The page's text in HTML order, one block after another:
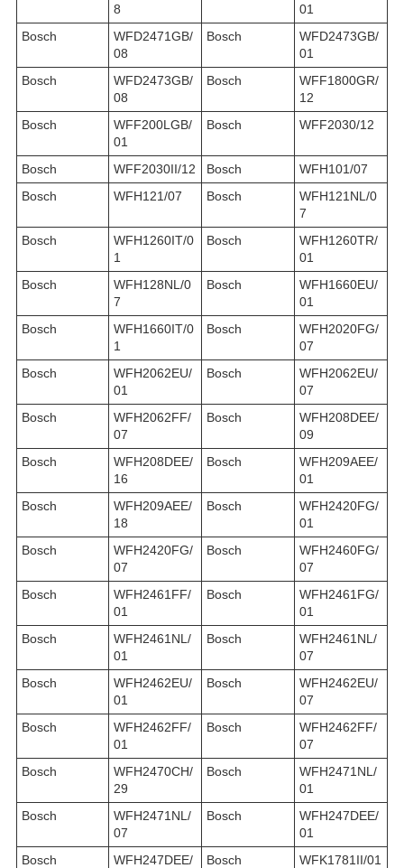
8
01
Bosch
WFD2471GB/
08
Bosch
WFD2473GB/
01
Bosch
WFD2473GB/
08
Bosch
WFF1800GR/
12
Bosch
WFF200LGB/
01
Bosch WFF2030/12
Bosch WFF2030II/12 Bosch
WFH101/07
Bosch
WFH121/07 Bosch
WFH121NL/0
7
Bosch
WFH1260IT/0
1
Bosch
WFH1260TR/
01
Bosch
WFH128NL/0
7
Bosch
WFH1660EU/
01
Bosch
WFH1660IT/0
1
Bosch
WFH2020FG/
07
Bosch
WFH2062EU/
01
Bosch
WFH2062EU/
07
Bosch
WFH2062FF/
07
Bosch
WFH208DEE/
09
Bosch
WFH208DEE/
16
Bosch
WFH209AEE/
01
Bosch
WFH209AEE/
18
Bosch
WFH2420FG/
01
Bosch
WFH2420FG/
07
Bosch
WFH2460FG/
07
Bosch
WFH2461FF/
01
Bosch
WFH2461FG/
01
Bosch
WFH2461NL/
01
Bosch
WFH2461NL/
07
Bosch
WFH2462EU/
01
Bosch
WFH2462EU/
07
Bosch
WFH2462FF/
01
Bosch
WFH2462FF/
07
Bosch
WFH2470CH/
29
Bosch
WFH2471NL/
01
Bosch
WFH2471NL/
07
Bosch
WFH247DEE/
01
Bosch
WFH247DEE/
Bosch WFK1781II/01